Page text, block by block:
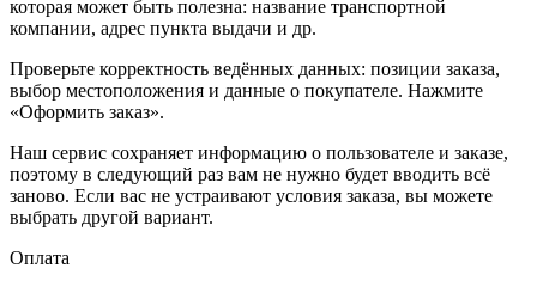
которая может быть полезна: название транспортной
компании, адрес пункта выдачи и др.
Проверьте корректность ведённых данных: позиции заказа,
выбор местоположения и данные о покупателе. Нажмите
«Оформить заказ».
Наш сервис сохраняет информацию о пользователе и заказе,
поэтому в следующий раз вам не нужно будет вводить всё
заново. Если вас не устраивают условия заказа, вы можете
выбрать другой вариант.
Оплата